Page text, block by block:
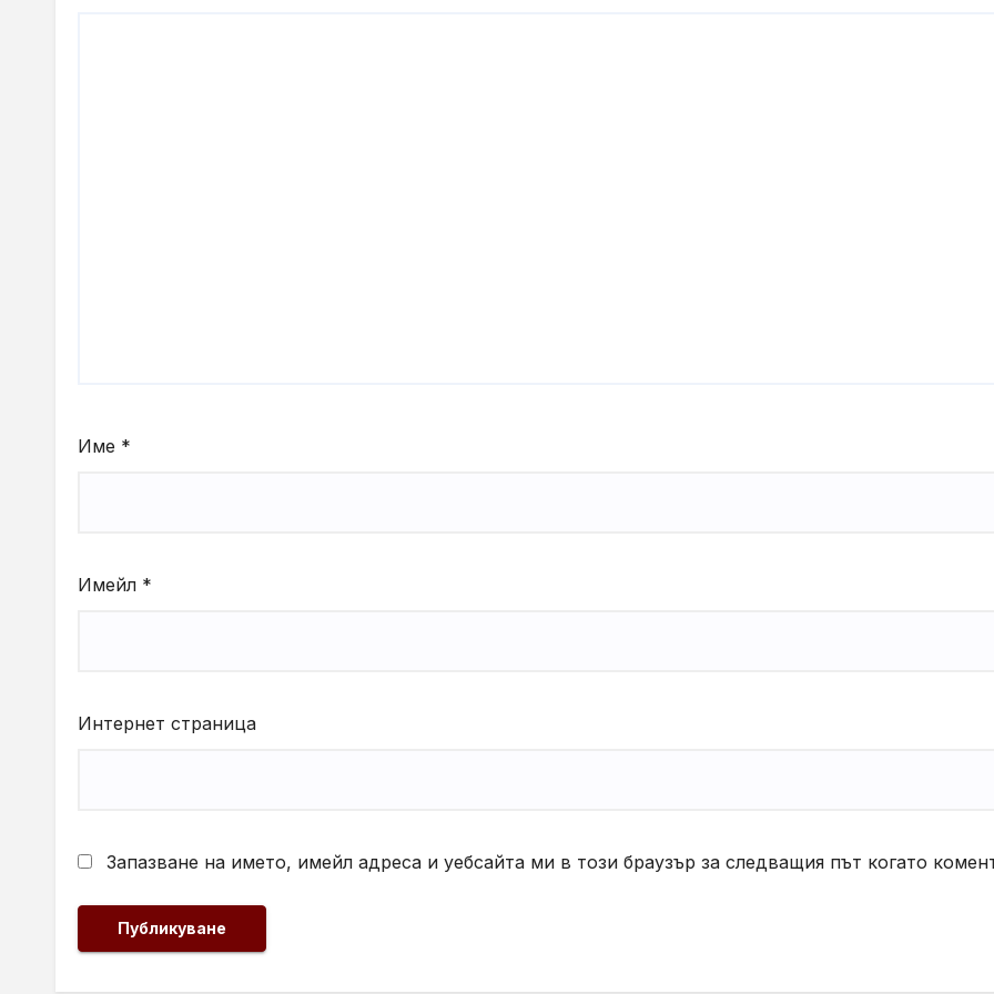
Име *
Имейл *
Интернет страница
Запазване на името, имейл адреса и уебсайта ми в този браузър за следващия път когато